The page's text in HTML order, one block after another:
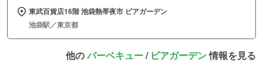
東武百貨店16階 池袋熱帯夜市 ビアガーデン
池袋駅／東京都
他のバーベキュー/ ビアガーデン情報を見る